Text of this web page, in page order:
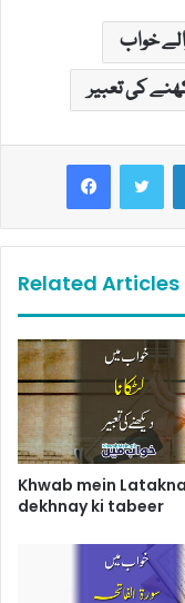
خواب
کی تعبیر
Related Articles
Khwab mein Latakna
dekhnay ki tabeer